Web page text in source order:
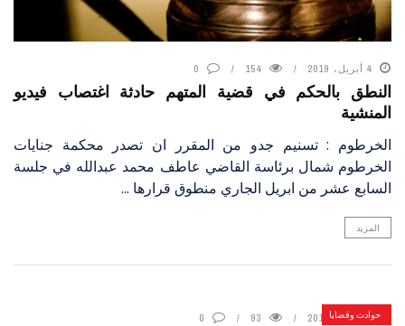
4 أبريل، 2019 154
0
النطق بالحكم في قضية المتهم حادثة اغتصاب فيديو
المنشية
الخرطوم : تسنيم جدو من المقرر ان تصدر محكمة جنايات
الخرطوم شمال برئاسة القاضي عاطف محمد عبدالله في جلسة
السابع عشر من ابريل الجاري منطوق قرارها ...
المزيد
حوادث وقضايا
4 أبريل، 2019 93
0